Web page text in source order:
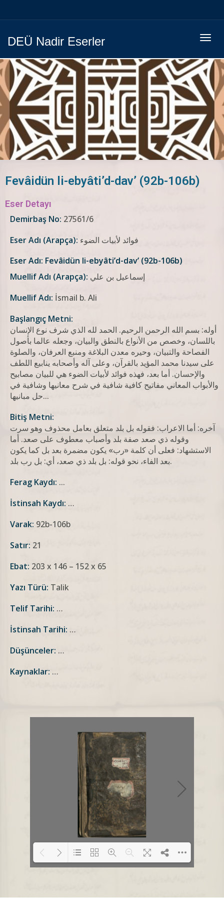
DEÜ Nadir Eserler
Fevâidün li-ebyâti’d-dav’ (92b-106b)
Eser Detayı
Demirbaş No: 27561/6
Eser Adı (Arapça): فوائد لأبيات الضوء
Eser Adı: Fevâidün li-ebyâti’d-dav’ (92b-106b)
Muellif Adı (Arapça): إسماعيل بن علي
Muellif Adı: İsmail b. Ali
Başlangıç Metni:
أوله: بسم الله الرحمن الرحيم. الحمد لله الذي شرف نوع الإنسان
باللسان، وخصص من الأنواع بالنطق والبيان، وجعله عالما بأصول
الفصاحة والتبيان، وحيره معدن البلاغة ومنبع العرفان، والصلوة
على سيدنا محمد المؤيد بالقرآن، وعلى آله وأصحابه ينابيع اللطف
والإحسان. أما بعد، فهذه فوائد لأبيات الضوء هي للبيان مصابيح
والأبواب المعاني مفاتيح كافية شافية في شرح معانيها وشافية في
حل مبانيها...
Bitiş Metni:
آخره: أما الاعراب: فقوله بل بلد متعلق بعامل محذوف وهو سرت
وقوله ذي صعد صفة بلد وأصباب معطوف علی صعد. أما
الاستشهاد: فعلى أن كلمة «رب» يكون مضمرة بعد بل كما يكون
بعد الفاء، نحو قوله: بل بلد ذي صعد، أي: بل رب بلد.
Ferag Kaydı: ...
İstinsah Kaydı: …
Varak: 92b-106b
Satır: 21
Ebat: 203 x 146 – 152 x 65
Yazı Türü: Talik
Telif Tarihi: …
İstinsah Tarihi: …
Düşünceler: …
Kaynaklar: …